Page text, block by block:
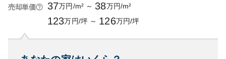
売却単価 37万円/m² ～ 38万円/m²
123万円/坪 ～ 126万円/坪